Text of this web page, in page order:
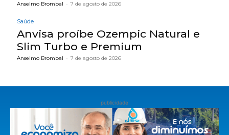
Anselmo Brombal - 7 de agosto de 2026
Saúde
Anvisa proíbe Ozempic Natural e
Slim Turbo e Premium
Anselmo Brombal - 7 de agosto de 2026
publicidade